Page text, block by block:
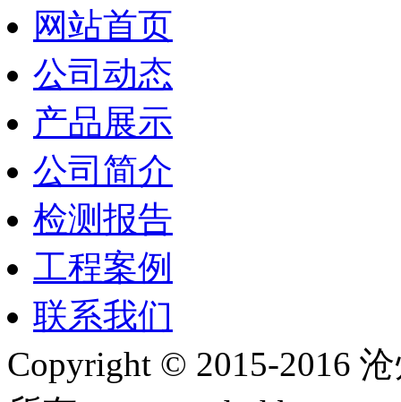
网站首页
公司动态
产品展示
公司简介
检测报告
工程案例
联系我们
Copyright © 2015-2016